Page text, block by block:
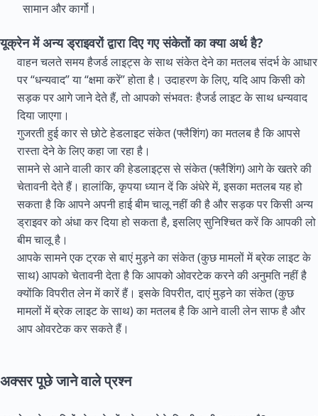
सामान और कार्गो।
यूक्रेन में अन्य ड्राइवरों द्वारा दिए गए संकेतों का क्या अर्थ है?
वाहन चलते समय हैजर्ड लाइट्स के साथ संकेत देने का मतलब संदर्भ के आधार
पर “धन्यवाद” या “क्षमा करें” होता है। उदाहरण के लिए, यदि आप किसी को
सड़क पर आगे जाने देते हैं, तो आपको संभवतः हैजर्ड लाइट के साथ धन्यवाद
दिया जाएगा।
गुजरती हुई कार से छोटे हेडलाइट संकेत (फ्लैशिंग) का मतलब है कि आपसे
रास्ता देने के लिए कहा जा रहा है।
सामने से आने वाली कार की हेडलाइट्स से संकेत (फ्लैशिंग) आगे के खतरे की
चेतावनी देते हैं। हालांकि, कृपया ध्यान दें कि अंधेरे में, इसका मतलब यह हो
सकता है कि आपने अपनी हाई बीम चालू नहीं की है और सड़क पर किसी अन्य
ड्राइवर को अंधा कर दिया हो सकता है, इसलिए सुनिश्चित करें कि आपकी लो
बीम चालू है।
आपके सामने एक ट्रक से बाएं मुड़ने का संकेत (कुछ मामलों में ब्रेक लाइट के
साथ) आपको चेतावनी देता है कि आपको ओवरटेक करने की अनुमति नहीं है
क्योंकि विपरीत लेन में कारें हैं। इसके विपरीत, दाएं मुड़ने का संकेत (कुछ
मामलों में ब्रेक लाइट के साथ) का मतलब है कि आने वाली लेन साफ है और
आप ओवरटेक कर सकते हैं।
अक्सर पूछे जाने वाले प्रश्न